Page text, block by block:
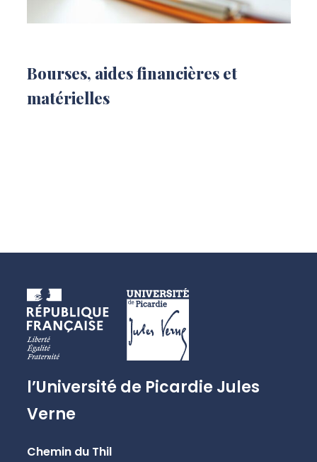
Bourses, aides financières et
matérielles
l’Université de Picardie Jules
Verne
Chemin du Thil